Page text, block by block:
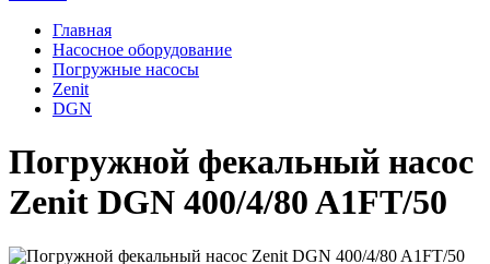
Главная
Насосное оборудование
Погружные насосы
Zenit
DGN
Погружной фекальный насос
Zenit DGN 400/4/80 A1FT/50